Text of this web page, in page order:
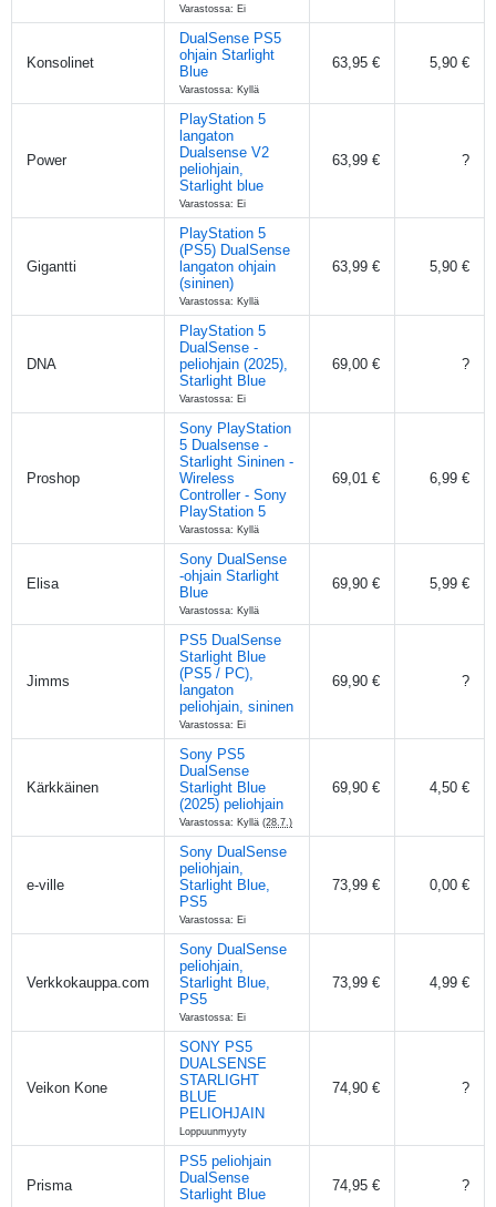
Varastossa: Ei
Konsolinet
DualSense PS5
ohjain Starlight
Blue
Varastossa: Kyllä
63,95 € 5,90 €
Power
PlayStation 5
langaton
Dualsense V2
peliohjain,
Starlight blue
Varastossa: Ei
63,99 € ?
Gigantti
PlayStation 5
(PS5) DualSense
langaton ohjain
(sininen)
Varastossa: Kyllä
63,99 € 5,90 €
DNA
PlayStation 5
DualSense -
peliohjain (2025),
Starlight Blue
Varastossa: Ei
69,00 € ?
Proshop
Sony PlayStation
5 Dualsense -
Starlight Sininen -
Wireless
Controller - Sony
PlayStation 5
Varastossa: Kyllä
69,01 € 6,99 €
Elisa
Sony DualSense
-ohjain Starlight
Blue
Varastossa: Kyllä
69,90 € 5,99 €
Jimms
PS5 DualSense
Starlight Blue
(PS5 / PC),
langaton
peliohjain, sininen
Varastossa: Ei
69,90 € ?
Kärkkäinen
Sony PS5
DualSense
Starlight Blue
(2025) peliohjain
Varastossa: Kyllä (28.7.)
69,90 € 4,50 €
e-ville
Sony DualSense
peliohjain,
Starlight Blue,
PS5
Varastossa: Ei
73,99 € 0,00 €
Verkkokauppa.com
Sony DualSense
peliohjain,
Starlight Blue,
PS5
Varastossa: Ei
73,99 € 4,99 €
Veikon Kone
SONY PS5
DUALSENSE
STARLIGHT
BLUE
PELIOHJAIN
Loppuunmyyty
74,90 € ?
Prisma
PS5 peliohjain
DualSense
Starlight Blue
74,95 € ?